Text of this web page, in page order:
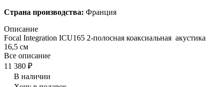
Страна производства: Франция
Описание
Focal Integration ICU165 2-полосная коаксиальная акустика
16,5 см
Все описание
11 380 ₽
В наличии